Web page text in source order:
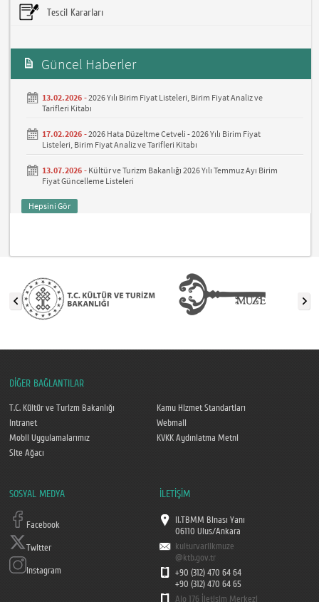
Tescil Kararları
Güncel Haberler
13.02.2026 -2026 Yılı Birim Fiyat Listeleri, Birim Fiyat Analiz ve
Tarifleri Kitabı
17.02.2026 -2026 Hata Düzeltme Cetveli - 2026 Yılı Birim Fiyat
Listeleri, Birim Fiyat Analiz ve Tarifleri Kitabı
13.07.2026 - Kültür ve Turizm Bakanlığı 2026 Yılı Temmuz Ayı Birim
Fiyat Güncelleme Listeleri
Hepsini Gör
DİĞER BAĞLANTILAR
T.C. Kültür ve Turizm Bakanlığı
Kamu Hizmet Standartları
Intranet
Webmail
Mobil Uygulamalarımız
KVKK Aydınlatma Metni
Site Ağacı
SOSYAL MEDYA
Facebook
Twitter
Instagram
İLETİŞİM
II.TBMM Binası Yanı
06110 Ulus/Ankara
kulturvarlikmuze
@ktb.gov.tr
+90 (312) 470 64 64
+90 (312) 470 64 65
Alo 176 İletişim Merkezi